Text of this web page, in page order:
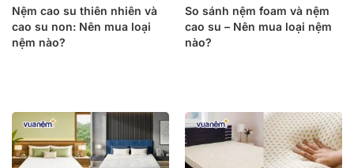
Nệm cao su thiên nhiên và
cao su non: Nên mua loại
nệm nào?
So sánh nệm foam và nệm
cao su – Nên mua loại nệm
nào?